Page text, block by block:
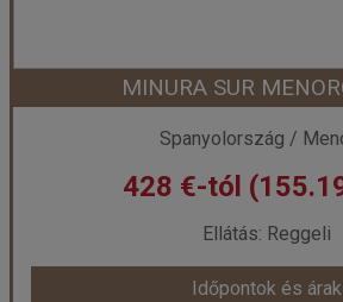
Időpont: 2026-10-13
már 428 €-tól
Időpontok és árak
MINURA SUR
Spanyolország /
428 €-tól
Ellátás: Reggeli
Időpontok és árak